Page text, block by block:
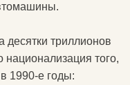
триллионов
национализация того,
1990-е годы: